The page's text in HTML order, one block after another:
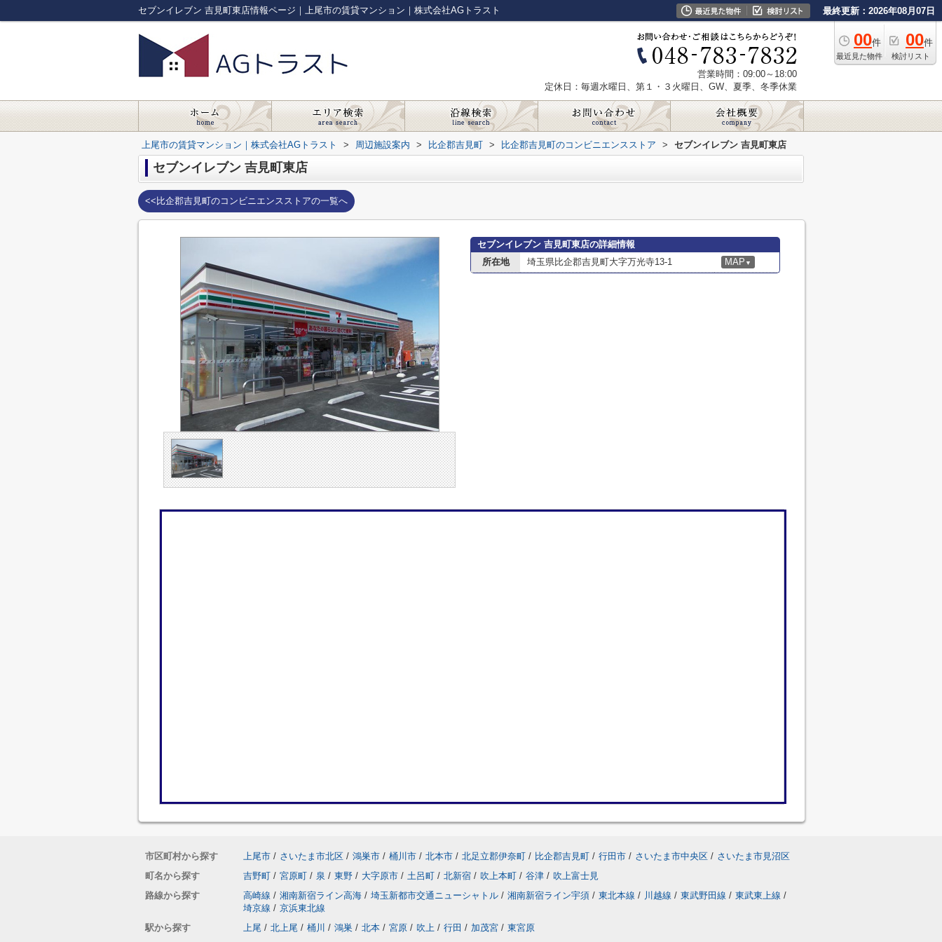
セブンイレブン 吉見町東店情報ページ｜上尾市の賃貸マンション｜株式会社AGトラスト 最終更新：2026年08月07日
00件
最近見た物件
00件
検討リスト
営業時間：09:00～18:00
定休日：毎週水曜日、第１・３火曜日、GW、夏季、冬季休業
上尾市の賃貸マンション｜株式会社AGトラスト > 周辺施設案内 > 比企郡吉見町 > 比企郡吉見町のコンビニエンスストア > セブンイレブン 吉見町東店
セブンイレブン 吉見町東店
<<比企郡吉見町のコンビニエンスストアの一覧へ
セブンイレブン 吉見町東店の詳細情報
所在地
埼玉県比企郡吉見町大字万光寺13-1 MAP ▼
市区町村から探す 上尾市 / さいたま市北区 / 鴻巣市 / 桶川市 / 北本市 / 北足立郡伊奈町 / 比企郡吉見町 / 行田市 / さいたま市中央区 / さいたま市見沼区
町名から探す
吉野町 / 宮原町 / 泉 / 東野 / 大字原市 / 土呂町 / 北新宿 / 吹上本町 / 谷津 / 吹上富士見
路線から探す
高崎線 / 湘南新宿ライン高海 / 埼玉新都市交通ニューシャトル / 湘南新宿ライン宇須 / 東北本線 / 川越線 / 東武野田線 / 東武東上線 /
埼京線 / 京浜東北線
駅から探す
上尾 / 北上尾 / 桶川 / 鴻巣 / 北本 / 宮原 / 吹上 / 行田 / 加茂宮 / 東宮原